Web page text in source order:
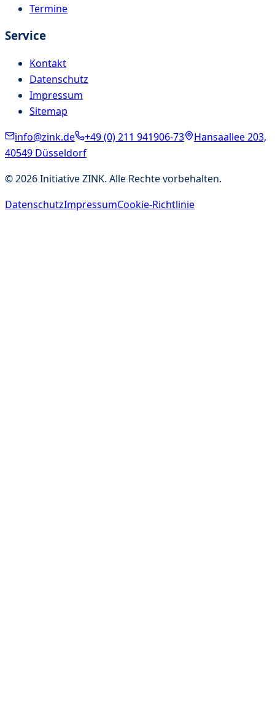
Termine
Service
Kontakt
Datenschutz
Impressum
Sitemap
info@zink.de
+49 (0) 211 941906-73
Hansaallee 203,
40549 Düsseldorf
©2026Initiative ZINK. Alle Rechte vorbehalten.
DatenschutzImpressumCookie-Richtlinie